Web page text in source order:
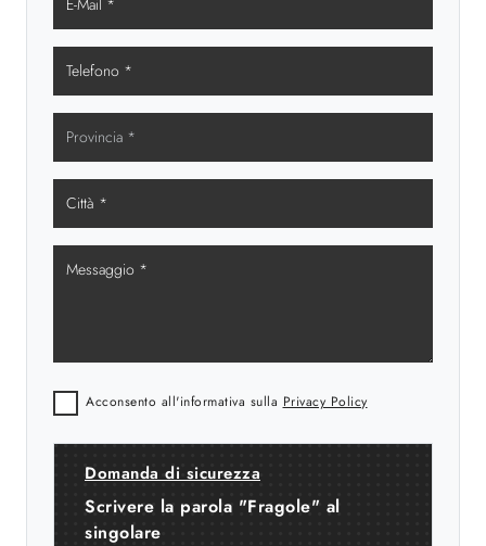
Acconsento all'informativa sulla Privacy Policy
Domanda di sicurezza
Scrivere la parola "Fragole" al
singolare